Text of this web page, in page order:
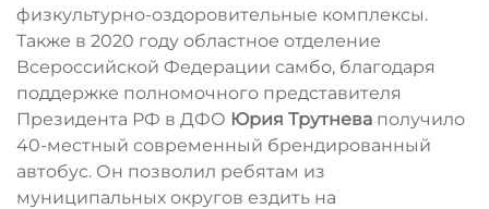
физкультурно-оздоровительные комплексы.
Также в 2020 году областное отделение
Всероссийской Федерации самбо, благодаря
поддержке полномочного представителя
Президента РФ в ДФО Юрия Трутнева получило
40-местный современный брендированный
автобус. Он позволил ребятам из
муниципальных округов ездить на